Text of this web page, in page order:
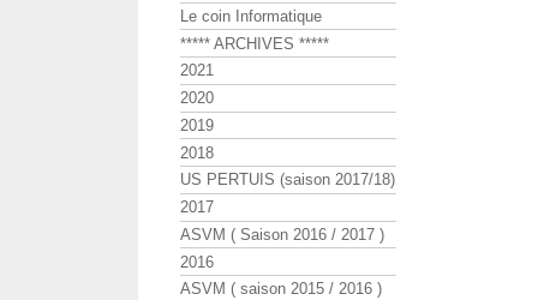
Le coin Informatique
***** ARCHIVES *****
2021
2020
2019
2018
US PERTUIS (saison 2017/18)
2017
ASVM ( Saison 2016 / 2017 )
2016
ASVM ( saison 2015 / 2016 )